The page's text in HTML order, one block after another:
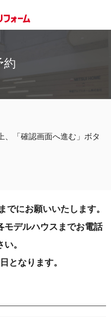
約
、「確認画面へ進む」ボタ
でにお願いいたします。
モデルハウスまでお電話
い。
となります。